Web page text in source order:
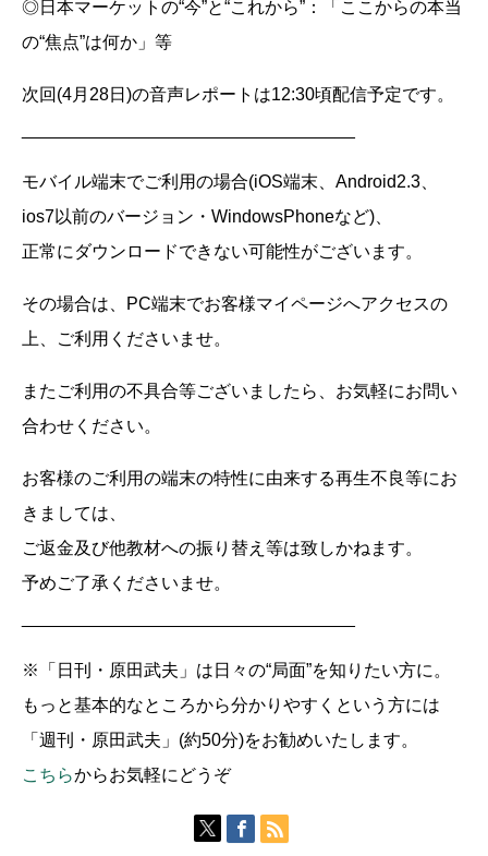
◎日本マーケットの“今”と“これから”：「ここからの本当
の“焦点”は何か」等
次回(4月28日)の音声レポートは12:30頃配信予定です。
モバイル端末でご利用の場合(iOS端末、Android2.3、
ios7以前のバージョン・WindowsPhoneなど)、
正常にダウンロードできない可能性がございます。
その場合は、PC端末でお客様マイページへアクセスの
上、ご利用くださいませ。
またご利用の不具合等ございましたら、お気軽にお問い
合わせください。
お客様のご利用の端末の特性に由来する再生不良等にお
きましては、
ご返金及び他教材への振り替え等は致しかねます。
予めご了承くださいませ。
※「日刊・原田武夫」は日々の“局面”を知りたい方に。
もっと基本的なところから分かりやすくという方には
「週刊・原田武夫」(約50分)をお勧めいたします。
こちらからお気軽にどうぞ